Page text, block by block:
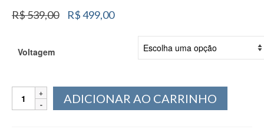
R$539,00
O
R$499,00O
atual
R$ 499,00.
Voltagem
Ventilador
ADICIONAR AO CARRINHO